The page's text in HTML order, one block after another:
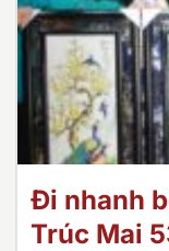
Đi nhanh
Trúc Mai